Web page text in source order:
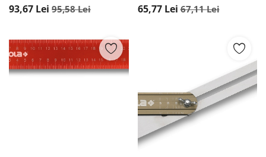
93,67 Lei 95,58Lei 65,77 Lei 67,11Lei